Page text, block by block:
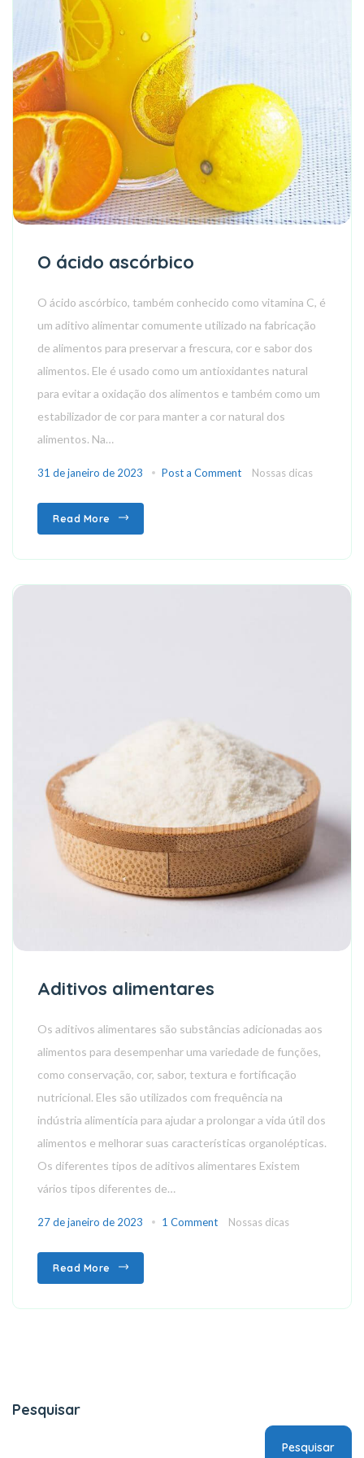
O ácido ascórbico
O ácido ascórbico, também conhecido como vitamina C, é
um aditivo alimentar comumente utilizado na fabricação
de alimentos para preservar a frescura, cor e sabor dos
alimentos. Ele é usado como um antioxidantes natural
para evitar a oxidação dos alimentos e também como um
estabilizador de cor para manter a cor natural dos
alimentos. Na…
31 de janeiro de 2023 Post a Comment Nossas dicas
Read More
Aditivos alimentares
Os aditivos alimentares são substâncias adicionadas aos
alimentos para desempenhar uma variedade de funções,
como conservação, cor, sabor, textura e fortificação
nutricional. Eles são utilizados com frequência na
indústria alimentícia para ajudar a prolongar a vida útil dos
alimentos e melhorar suas características organolépticas.
Os diferentes tipos de aditivos alimentares Existem
vários tipos diferentes de…
27 de janeiro de 2023 1 Comment Nossas dicas
Read More
Pesquisar
Pesquisar